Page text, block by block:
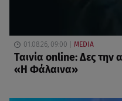
01.08.26, 09:00 MEDIA
Ταινία online: Δες την
«Η Φάλαινα»